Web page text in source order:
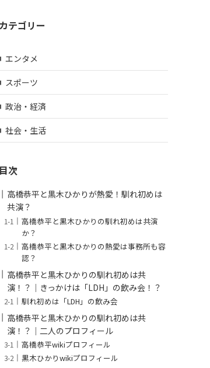
カテゴリー
エンタメ
スポーツ
政治・経済
社会・生活
目次
高橋恭平と黒木ひかりが熱愛！馴れ初めは
共演？
高橋恭平と黒木ひかりの馴れ初めは共演
か？
高橋恭平と黒木ひかりの熱愛は事務所も容
認？
高橋恭平と黒木ひかりの馴れ初めは共
演！？｜きっかけは「LDH」の飲み会！？
馴れ初めは「LDH」の飲み会
高橋恭平と黒木ひかりの馴れ初めは共
演！？｜二人のプロフィール
高橋恭平wikiプロフィール
黒木ひかりwikiプロフィール